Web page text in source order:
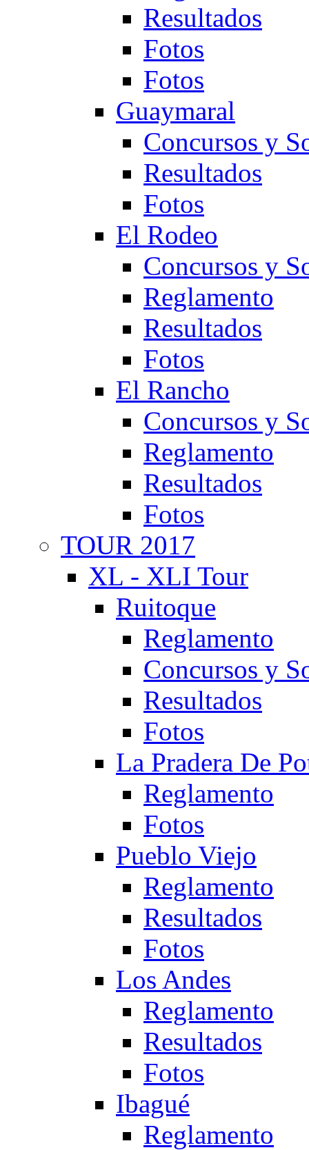
Resultados
Fotos
Fotos
Guaymaral
Concursos y
Resultados
Fotos
El Rodeo
Concursos y
Reglamento
Resultados
Fotos
El Rancho
Concursos y
Reglamento
Resultados
Fotos
TOUR 2017
XL - XLI Tour
Ruitoque
Reglamento
Concursos y
Resultados
Fotos
La Pradera De
Reglamento
Fotos
Pueblo Viejo
Reglamento
Resultados
Fotos
Los Andes
Reglamento
Resultados
Fotos
Ibagué
Reglamento